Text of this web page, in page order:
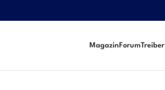
Magazin ForumTreiber